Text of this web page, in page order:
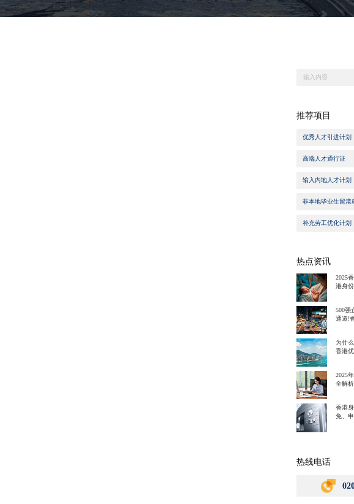
推荐项目
优秀人才引进计划
高端人才通行证
输入内地人才计划
非本地毕业生留港
补充劳工优化计划
热点资讯
2025
港身
500强
通道!
为什
香港
2025
全解
香港
免、
热线电话